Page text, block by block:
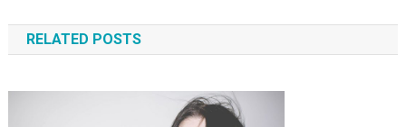
wpisu
RELATED POSTS